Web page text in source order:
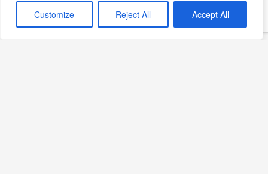
Customize Reject All Accept All
provecho! (Afiyet olsun!)